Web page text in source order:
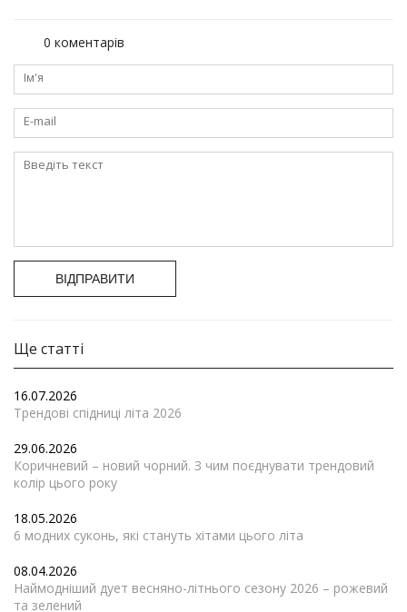
0 коментарів
ВІДПРАВИТИ
Ще статті
16.07.2026
Трендові спідниці літа 2026
29.06.2026
Коричневий – новий чорний. З чим поєднувати трендовий
колір цього року
18.05.2026
6 модних суконь, які стануть хітами цього літа
08.04.2026
Наймодніший дует весняно-літнього сезону 2026 – рожевий
та зелений